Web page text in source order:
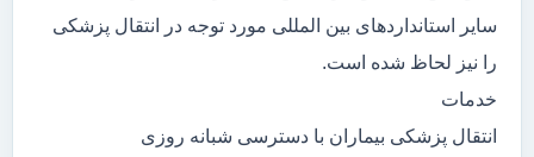
سایر استانداردهای بین المللی مورد توجه در انتقال پزشکی
را نیز لحاظ شده است.
خدمات
انتقال پزشکی بیماران با دسترسی شبانه روزی